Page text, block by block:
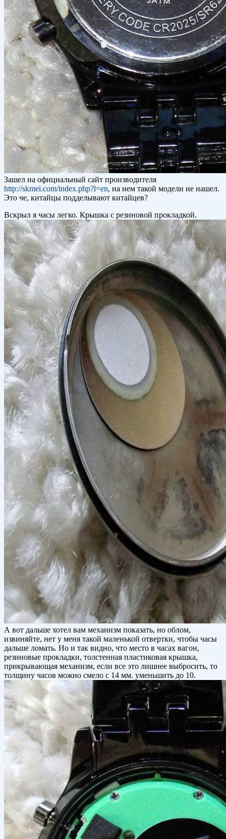
Зашел на официальный сайт производителя
http://skmei.com/index.php?l=en, на нем такой модели не нашел.
Это че, китайцы подделывают китайцев?
Вскрыл я часы легко. Крышка с резиновой прокладкой.
А вот дальше хотел вам механизм показать, но облом,
извиняйте, нет у меня такой маленькой отвертки, чтобы часы
дальше ломать. Но и так видно, что место в часах вагон,
резиновые прокладки, толстенная пластиковая крышка,
прикрывающая механизм, если все это лишнее выбросить, то
толщину часов можно смело с 14 мм. уменьшить до 10.